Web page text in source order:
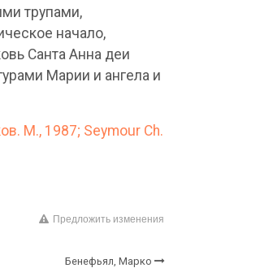
трупами,
начало,
Санта Анна деи
Марии и ангела и
М., 1987; Seymour Ch.
Предложить изменения
Бенефьял, Марко